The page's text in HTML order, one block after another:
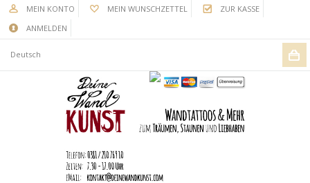
MEIN KONTO MEIN WUNSCHZETTEL
ZUR KASSE
ANMELDEN
Deutsch